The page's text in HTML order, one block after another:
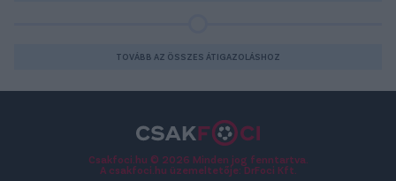
TOVÁBB AZ ÖSSZES ÁTIGAZOLÁSHOZ
Csakfoci.hu © 2026 Minden jog fenntartva.
A csakfoci.hu üzemeltetője: DrFoci Kft.